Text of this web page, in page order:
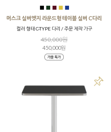
■ ■ ■ ■ ■
머스크 실버엣지 라운드형 테이블 실버 C다리
컬러 형태 C-TYPE 다리 / 주문 제작 가구
450,000원
450,000원